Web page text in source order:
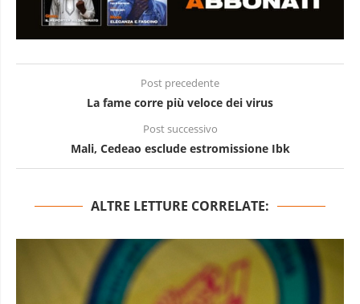
Post precedente
La fame corre più veloce dei virus
Post successivo
Mali, Cedeao esclude estromissione Ibk
ALTRE LETTURE CORRELATE: